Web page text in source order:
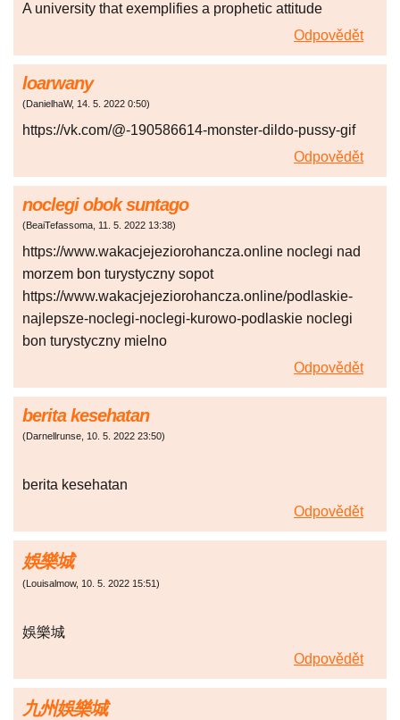
A university that exemplifies a prophetic attitude
Odpovědět
loarwany
(DanielhaW, 14. 5. 2022 0:50)
https://vk.com/@-190586614-monster-dildo-pussy-gif
Odpovědět
noclegi obok suntago
(BeaiTefassoma, 11. 5. 2022 13:38)
https://www.wakacjejeziorohancza.online noclegi nad
morzem bon turystyczny sopot
https://www.wakacjejeziorohancza.online/podlaskie-
najlepsze-noclegi-noclegi-kurowo-podlaskie noclegi
bon turystyczny mielno
Odpovědět
berita kesehatan
(Darnellrunse, 10. 5. 2022 23:50)
berita kesehatan
Odpovědět
娛樂城
(Louisalmow, 10. 5. 2022 15:51)
娛樂城
Odpovědět
九州娛樂城